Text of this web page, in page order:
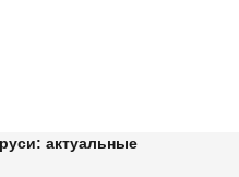
актуальные